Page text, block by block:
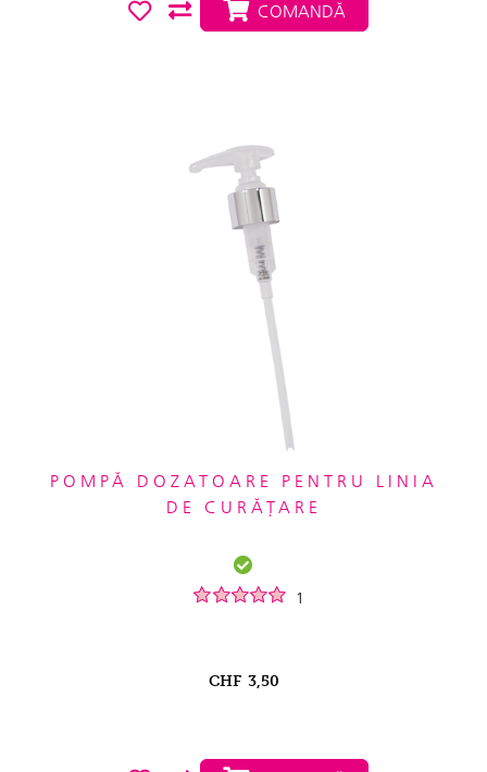
COMANDĂ
POMPĂ DOZATOARE PENTRU LINIA
DE CURĂȚARE
1
CHF 3,50